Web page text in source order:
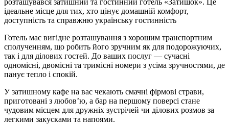
ідеальне місце для тих, хто цінує домашній комфорт,
доступність та справжню українську гостинність
Готель має вигідне розташування з хорошим транспортним
сполученням, що робить його зручним як для подорожуючих,
так і для ділових гостей. До ваших послуг — сучасні
одномісні, двомісні та тримісні номери з усіма зручностями, де
панує тепло і спокій.
У затишному кафе на вас чекають смачні фірмові страви,
приготовані з любов’ю, а бар на першому поверсі стане
чудовим місцем для дружніх зустрічей чи ділових розмов за
легкими закусками та напоями.